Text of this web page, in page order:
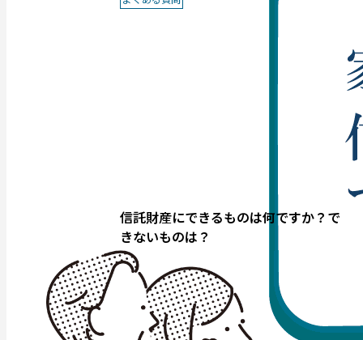
信託財産にできるものは何ですか？で
きないものは？